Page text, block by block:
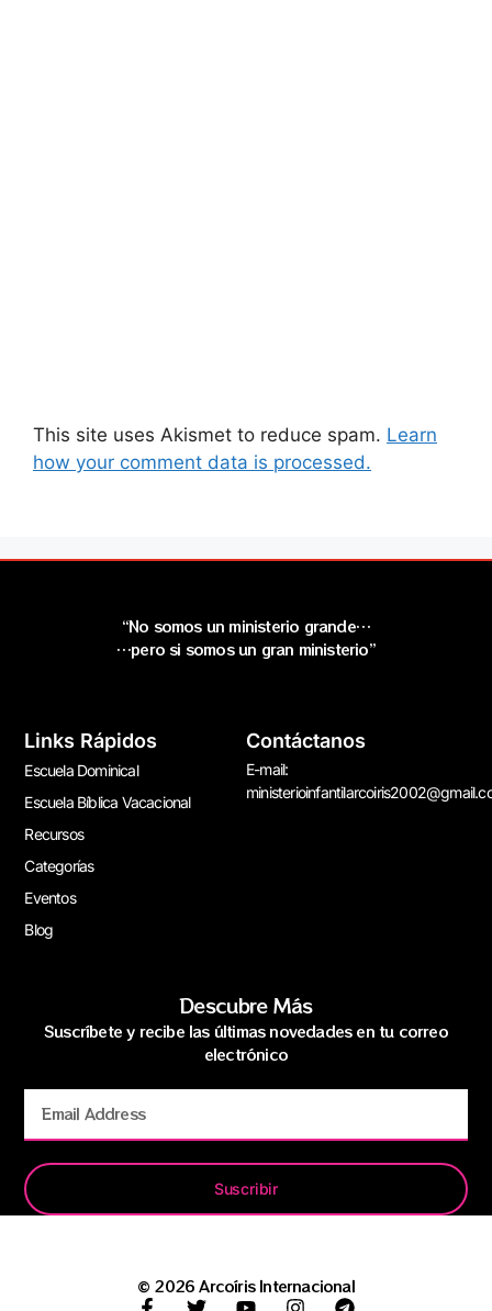
This site uses Akismet to reduce spam. Learn
how your comment data is processed.
“No somos un ministerio grande…
…pero si somos un gran ministerio”
Links Rápidos
Escuela Dominical
Escuela Bíblica Vacacional
Recursos
Categorías
Eventos
Blog
Contáctanos
E-mail:
Descubre Más
Suscríbete y recibe las últimas novedades en tu correo
electrónico
Suscribir
© 2026 Arcoíris Internacional